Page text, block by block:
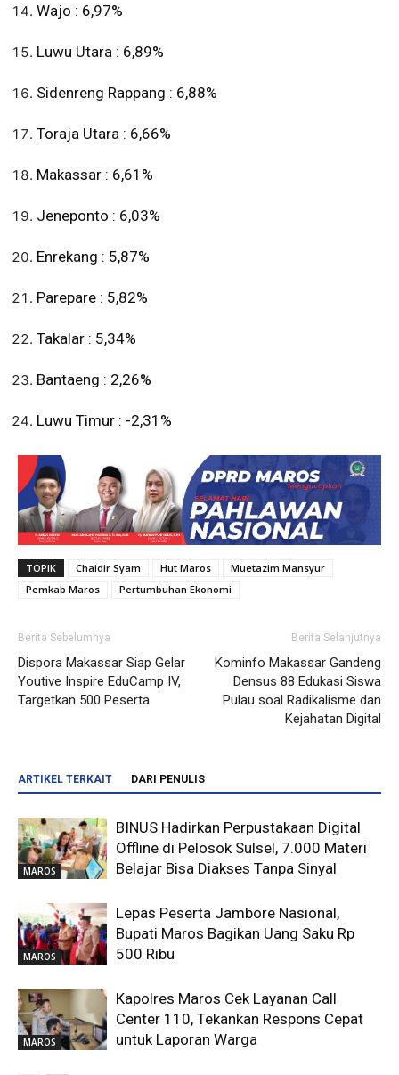
Wajo : 6,97%
Luwu Utara : 6,89%
Sidenreng Rappang : 6,88%
Toraja Utara : 6,66%
Makassar : 6,61%
Jeneponto : 6,03%
Enrekang : 5,87%
Parepare : 5,82%
Takalar : 5,34%
Bantaeng : 2,26%
Luwu Timur : -2,31%
TOPIK Chaidir Syam Hut Maros
Muetazim Mansyur
Pemkab Maros
Pertumbuhan Ekonomi
Berita Sebelumnya
Dispora Makassar Siap Gelar
Youtive Inspire EduCamp IV,
Targetkan 500 Peserta
Berita Selanjutnya
Kominfo Makassar Gandeng
Densus 88 Edukasi Siswa
Pulau soal Radikalisme dan
Kejahatan Digital
ARTIKEL TERKAIT DARI PENULIS
MAROS
BINUS Hadirkan Perpustakaan Digital
Offline di Pelosok Sulsel, 7.000 Materi
Belajar Bisa Diakses Tanpa Sinyal
MAROS
Lepas Peserta Jambore Nasional,
Bupati Maros Bagikan Uang Saku Rp
500 Ribu
MAROS
Kapolres Maros Cek Layanan Call
Center 110, Tekankan Respons Cepat
untuk Laporan Warga